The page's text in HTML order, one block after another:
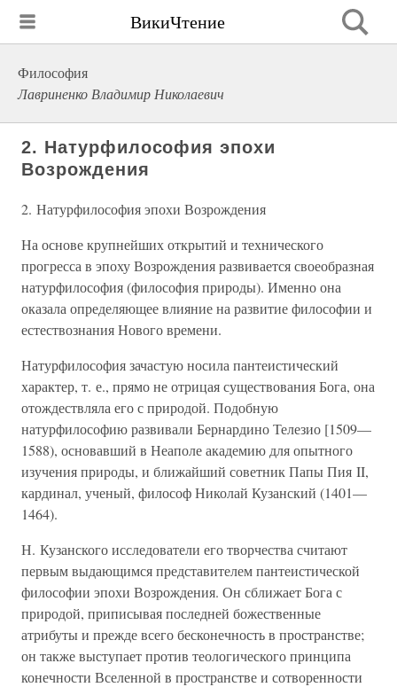
ВикиЧтение
Философия
Лавриненко Владимир Николаевич
2. Натурфилософия эпохи
Возрождения
2. Натурфилософия эпохи Возрождения
На основе крупнейших открытий и технического
прогресса в эпоху Возрождения развивается своеобразная
натурфилософия (философия природы). Именно она
оказала определяющее влияние на развитие философии и
естествознания Нового времени.
Натурфилософия зачастую носила пантеистический
характер, т. е., прямо не отрицая существования Бога, она
отождествляла его с природой. Подобную
натурфилософию развивали Бернардино Телезио [1509—
1588), основавший в Неаполе академию для опытного
изучения природы, и ближайший советник Папы Пия II,
кардинал, ученый, философ Николай Кузанский (1401—
1464).
Н. Кузанского исследователи его творчества считают
первым выдающимся представителем пантеистической
философии эпохи Возрождения. Он сближает Бога с
природой, приписывая последней божественные
атрибуты и прежде всего бесконечность в пространстве;
он также выступает против теологического принципа
конечности Вселенной в пространстве и сотворенности